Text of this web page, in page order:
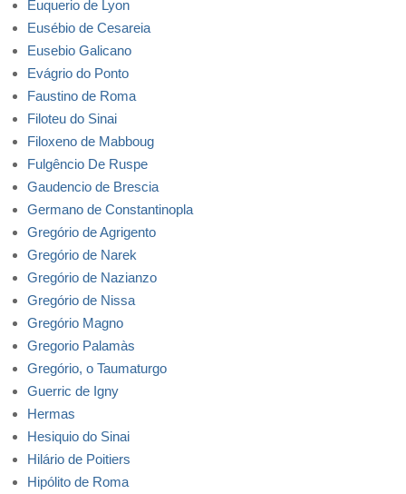
Euquerio de Lyon
Eusébio de Cesareia
Eusebio Galicano
Evágrio do Ponto
Faustino de Roma
Filoteu do Sinai
Filoxeno de Mabboug
Fulgêncio De Ruspe
Gaudencio de Brescia
Germano de Constantinopla
Gregório de Agrigento
Gregório de Narek
Gregório de Nazianzo
Gregório de Nissa
Gregório Magno
Gregorio Palamàs
Gregório, o Taumaturgo
Guerric de Igny
Hermas
Hesiquio do Sinai
Hilário de Poitiers
Hipólito de Roma